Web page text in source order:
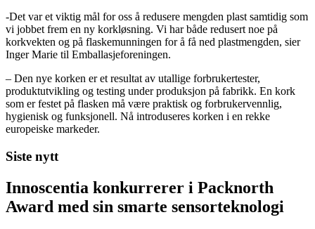
-Det var et viktig mål for oss å redusere mengden plast samtidig som
vi jobbet frem en ny korkløsning. Vi har både redusert noe på
korkvekten og på flaskemunningen for å få ned plastmengden, sier
Inger Marie til Emballasjeforeningen.
– Den nye korken er et resultat av utallige forbrukertester,
produktutvikling og testing under produksjon på fabrikk. En kork
som er festet på flasken må være praktisk og forbrukervennlig,
hygienisk og funksjonell. Nå introduseres korken i en rekke
europeiske markeder.
Siste nytt
Innoscentia konkurrerer i Packnorth
Award med sin smarte sensorteknologi